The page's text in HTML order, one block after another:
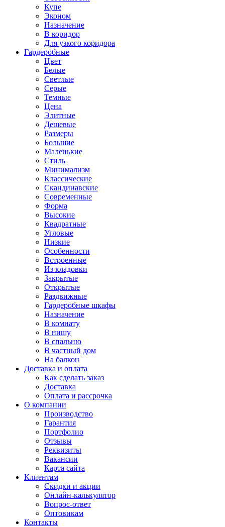
Купе
Эконом
Назначение
В коридор
Для узкого коридора
Гардеробные
Цвет
Белые
Светлые
Серые
Темные
Цена
Элитные
Дешевые
Размеры
Большие
Маленькие
Стиль
Минимализм
Классические
Скандинавские
Современные
Форма
Высокие
Квадратные
Угловые
Низкие
Особенности
Встроенные
Из кладовки
Закрытые
Открытые
Раздвижные
Гардеробные шкафы
Назначение
В комнату
В нишу
В спальню
В частный дом
На балкон
Доставка и оплата
Как сделать заказ
Доставка
Оплата и рассрочка
О компании
Производство
Гарантия
Портфолио
Отзывы
Реквизиты
Вакансии
Карта сайта
Клиентам
Скидки и акции
Онлайн-калькулятор
Вопрос-ответ
Оптовикам
Контакты